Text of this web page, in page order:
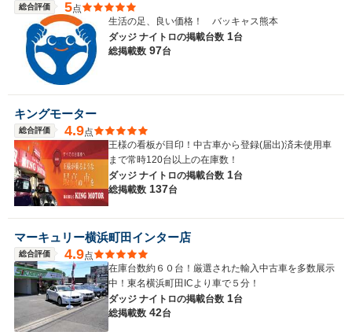
総合評価 5点
生活の足、良い価格！ バッキャス熊本
ダッジ ナイトロの掲載台数 1台
総掲載数 97台
キングモーター
総合評価 4.9点
王様の看板が目印！中古車から登録(届出)済未使用車
まで常時120台以上の在庫数！
ダッジ ナイトロの掲載台数 1台
総掲載数 137台
マーキュリー横浜町田インター店
総合評価 4.9点
在庫台数約６０台！厳選された輸入中古車を多数展示
中！東名横浜町田ICより車で５分！
ダッジ ナイトロの掲載台数 1台
総掲載数 42台